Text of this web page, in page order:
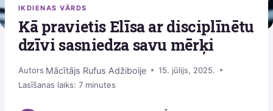
IKDIENAS VĀRDS
Kā pravietis Elīsa ar disciplīnētu
dzīvi sasniedza savu mērķi
Autors Mācītājs Rufus Adžiboije
15. jūlijs, 2025.
Lasīšanas laiks: 7 minutes